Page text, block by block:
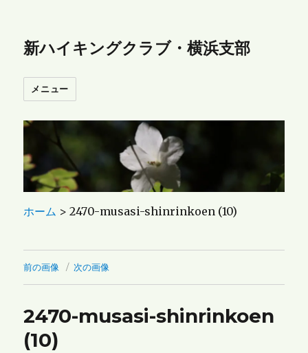
新ハイキングクラブ・横浜支部
メニュー
ホーム >2470-musasi-shinrinkoen (10)
前の画像 次の画像
2470-musasi-shinrinkoen
(10)